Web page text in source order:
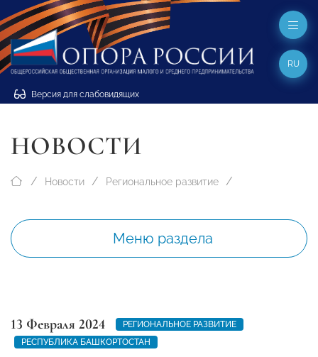
Версия для слабовидящих
RU
НОВОСТИ
Новости Региональное развитие
Меню раздела
13 Февраля 2024
РЕГИОНАЛЬНОЕ РАЗВИТИЕ
РЕСПУБЛИКА БАШКОРТОСТАН